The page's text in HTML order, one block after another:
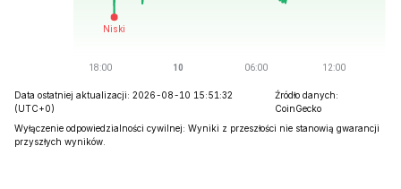
Data ostatniej aktualizacji: 2026-08-10 15:51:32
(UTC+0)
Źródło danych:
CoinGecko
Wyłączenie odpowiedzialności cywilnej: Wyniki z przeszłości nie stanowią gwarancji
przyszłych wyników.